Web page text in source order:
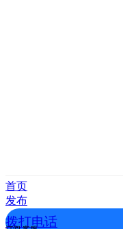
首页
发布
拨打电话